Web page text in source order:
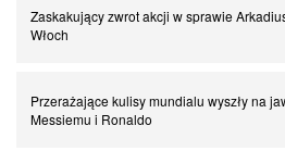
drużynę?
Zaskakujący zwrot akcji w sprawie
Włoch
Przerażające kulisy mundialu wyszły na
Messiemu i Ronaldo